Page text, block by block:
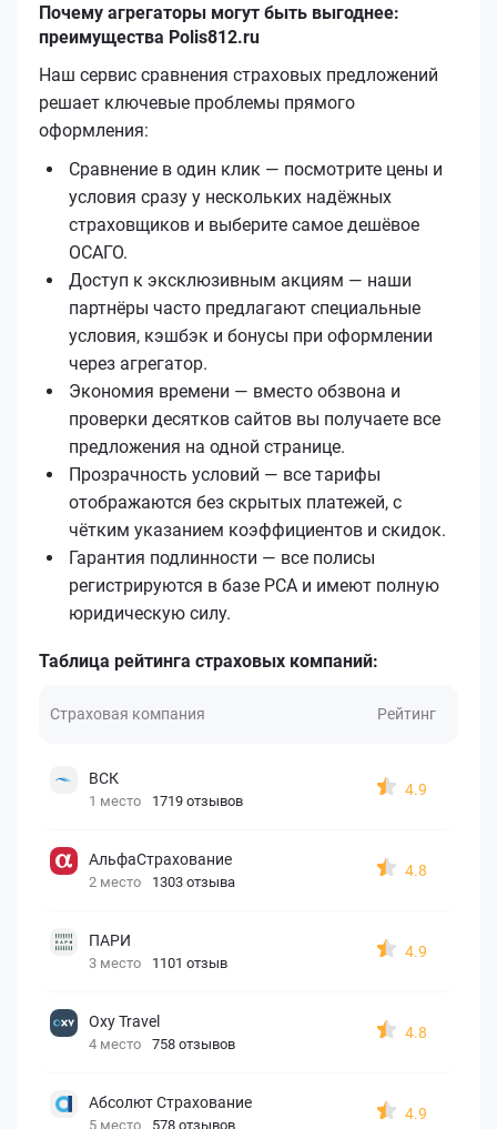
Почему агрегаторы могут быть выгоднее:
преимущества Polis812.ru
Наш сервис сравнения страховых предложений
решает ключевые проблемы прямого
оформления:
Сравнение в один клик — посмотрите цены и
условия сразу у нескольких надёжных
страховщиков и выберите самое дешёвое
ОСАГО.
Доступ к эксклюзивным акциям — наши
партнёры часто предлагают специальные
условия, кэшбэк и бонусы при оформлении
через агрегатор.
Экономия времени — вместо обзвона и
проверки десятков сайтов вы получаете все
предложения на одной странице.
Прозрачность условий — все тарифы
отображаются без скрытых платежей, с
чётким указанием коэффициентов и скидок.
Гарантия подлинности — все полисы
регистрируются в базе РСА и имеют полную
юридическую силу.
Таблица рейтинга страховых компаний:
Страховая компания Рейтинг
ВСК
1 место 1719 отзывов
4.9
АльфаСтрахование
2 место 1303 отзыва
4.8
ПАРИ
3 место 1101 отзыв
4.9
Oxy Travel
4 место 758 отзывов
4.8
Абсолют Страхование
5 место 578 отзывов
4.9